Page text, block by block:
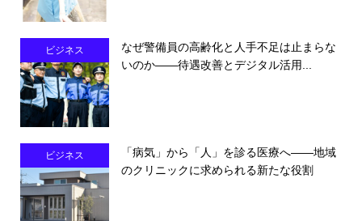
ビジネス
なぜ警備員の高齢化と人手不足は止まらな
いのか――待遇改善とデジタル活用...
ビジネス
「病気」から「人」を診る医療へ――地域
のクリニックに求められる新たな役割